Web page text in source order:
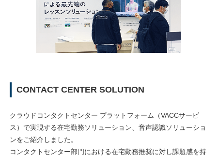
CONTACT CENTER SOLUTION
クラウドコンタクトセンター プラットフォーム（VACCサービ
ス）で実現する在宅勤務ソリューション、音声認識ソリューショ
ンをご紹介しました。
コンタクトセンター部門における在宅勤務推奨に対し課題感を持